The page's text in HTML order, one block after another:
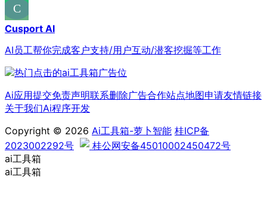
Cusport AI
AI员工帮你完成客户支持/用户互动/潜客挖掘等工作
Ai应用提交免责声明联系删除广告合作站点地图申请友情链接
关于我们Ai程序开发
Copyright © 2026 Ai工具箱-萝卜智能 桂ICP备
2023002292号
桂公网安备45010002450472号
ai工具箱
ai工具箱